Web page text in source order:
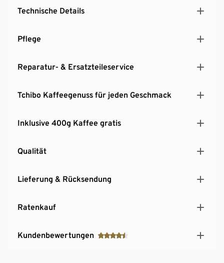
Technische Details
Pflege
Reparatur- & Ersatzteileservice
Tchibo Kaffeegenuss für jeden Geschmack
Inklusive 400g Kaffee gratis
Qualität
Lieferung & Rücksendung
Ratenkauf
Kundenbewertungen